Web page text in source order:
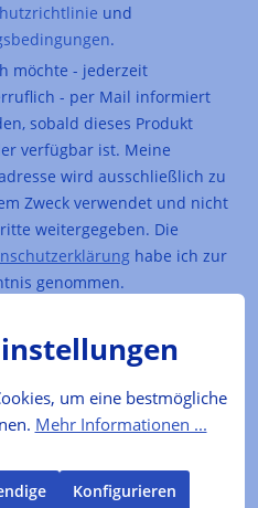
und
.
möchte - jederzeit
- per Mail informiert
sobald dieses Produkt
verfügbar ist. Meine
wird ausschließlich zu
Zweck verwendet und nicht
weitergegeben. Die
habe ich zur
genommen.
DC6455
9006403024774
um eine bestmögliche
Mehr Informationen ...
Konfigurieren